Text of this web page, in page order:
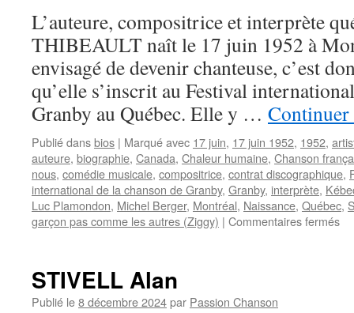
L’auteure, compositrice et interprète
THIBEAULT naît le 17 juin 1952 à
envisagé de devenir chanteuse, c’est
qu’elle s’inscrit au Festival
Granby au Québec. Elle y …
Publié dansbios | Marqué avec 17 juin, 17 juin 1952, 1952,
auteure, biographie, Canada, Chaleur humaine, Chanson
nous, comédie musicale, compositrice, contrat discographique,
international de la chanson de Granby, Granby, interprète,
Luc Plamondon, Michel Berger, Montréal, Naissance, Québec,
garçon pas comme les autres (Ziggy) | Commentaires ferméssur
STIVELL Alan
Publié le8 décembre 2024par Passion Chanson